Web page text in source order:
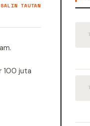
TAUTAN
100 juta